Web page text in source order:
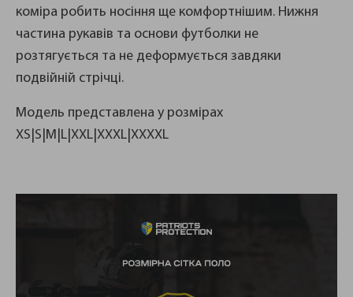
коміра робить носіння ще комфортнішим. Нижня
частина рукавів та основи футболки не
розтягується та не деформується завдяки
подвійній стрічці.
Модель представлена ​​у розмірах
XS|S|M|L|XXL|XXXL|XXXXL